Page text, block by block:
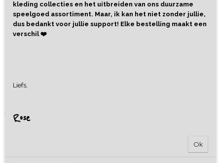
Houten Pincet
€ 3,75
kleding collecties en het uitbreiden van ons duurzame
speelgoed assortiment. Maar, ik kan het niet zonder jullie,
dus bedankt voor jullie support! Elke bestelling maakt een
verschil ❤️
Liefs,
Rose
Ok